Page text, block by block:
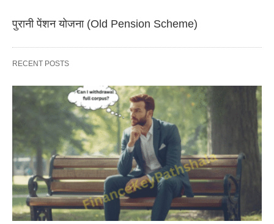
पुरानी पेंशन योजना (Old Pension Scheme)
RECENT POSTS